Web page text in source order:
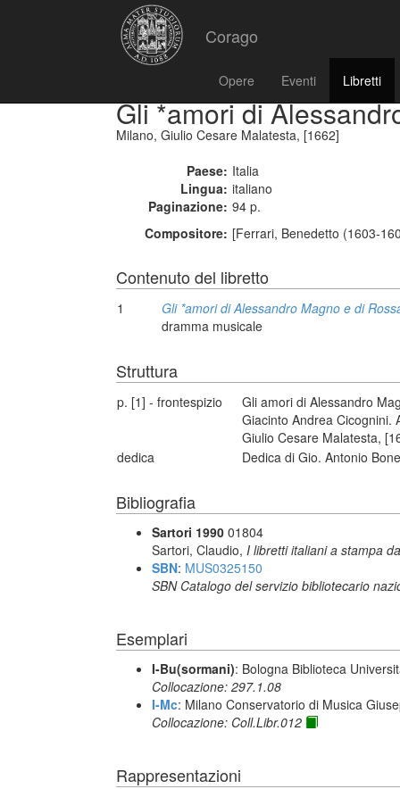
Corago
Opere Eventi Libretti
Gli *amori di
Milano, Giulio Cesare Malatesta, [1662]
Paese: Italia
Lingua: italiano
Paginazione: 94 p.
Compositore: [Ferrari, Benedetto (1603-
Contenuto del libretto
1
Gli *amori di Alessandro Magno e di
dramma musicale
Struttura
p. [1] - frontespizio
Gli amori di Alessandro
Giacinto Andrea Cicognini.
Giulio Cesare Malatesta,
dedica
Dedica di Gio. Antonio
Bibliografia
Sartori 1990 01804
Sartori, Claudio, I libretti italiani a stampa
SBN: MUS0325150
SBN Catalogo del servizio bibliotecario
Esemplari
I-Bu(sormani): Bologna Biblioteca
Collocazione: 297.1.08
I-Mc: Milano Conservatorio di Musica
Collocazione: Coll.Libr.012
Rappresentazioni